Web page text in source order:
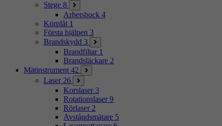
Stege 8
Arbetsbock 4
Körplåt 1
Första hjälpen 3
Brandskydd 3
Brandfiltar 1
Brandsläckare 2
Mätinstrument 42
Laser 26
Korslaser 3
Rotationslaser 9
Rörlaser 2
Avståndsmätare 5